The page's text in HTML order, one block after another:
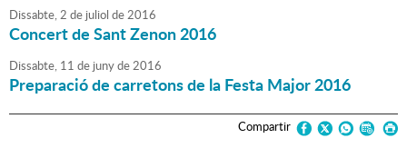
Dissabte,2 de juliol de2016
Concert de Sant Zenon 2016
Dissabte, 11 de junyde2016
Preparació de carretons de la Festa Major 2016
Compartir